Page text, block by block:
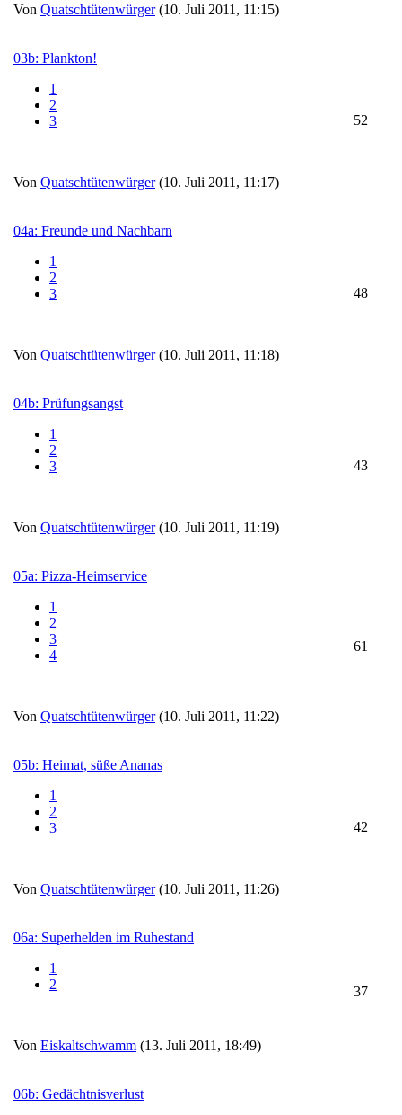
Von Quatschtütenwürger(10. Juli 2011, 11:15)
03b: Plankton!
1
2
3
Von Quatschtütenwürger(10. Juli 2011, 11:17)
52
04a: Freunde und Nachbarn
1
2
3
Von Quatschtütenwürger(10. Juli 2011, 11:18)
48
04b: Prüfungsangst
1
2
3
Von Quatschtütenwürger(10. Juli 2011, 11:19)
43
05a: Pizza-Heimservice
1
2
3
4
Von Quatschtütenwürger(10. Juli 2011, 11:22)
61
05b: Heimat, süße Ananas
1
2
3
Von Quatschtütenwürger(10. Juli 2011, 11:26)
42
06a: Superhelden im Ruhestand
1
2
Von Eiskaltschwamm (13. Juli 2011, 18:49)
37
06b: Gedächtnisverlust